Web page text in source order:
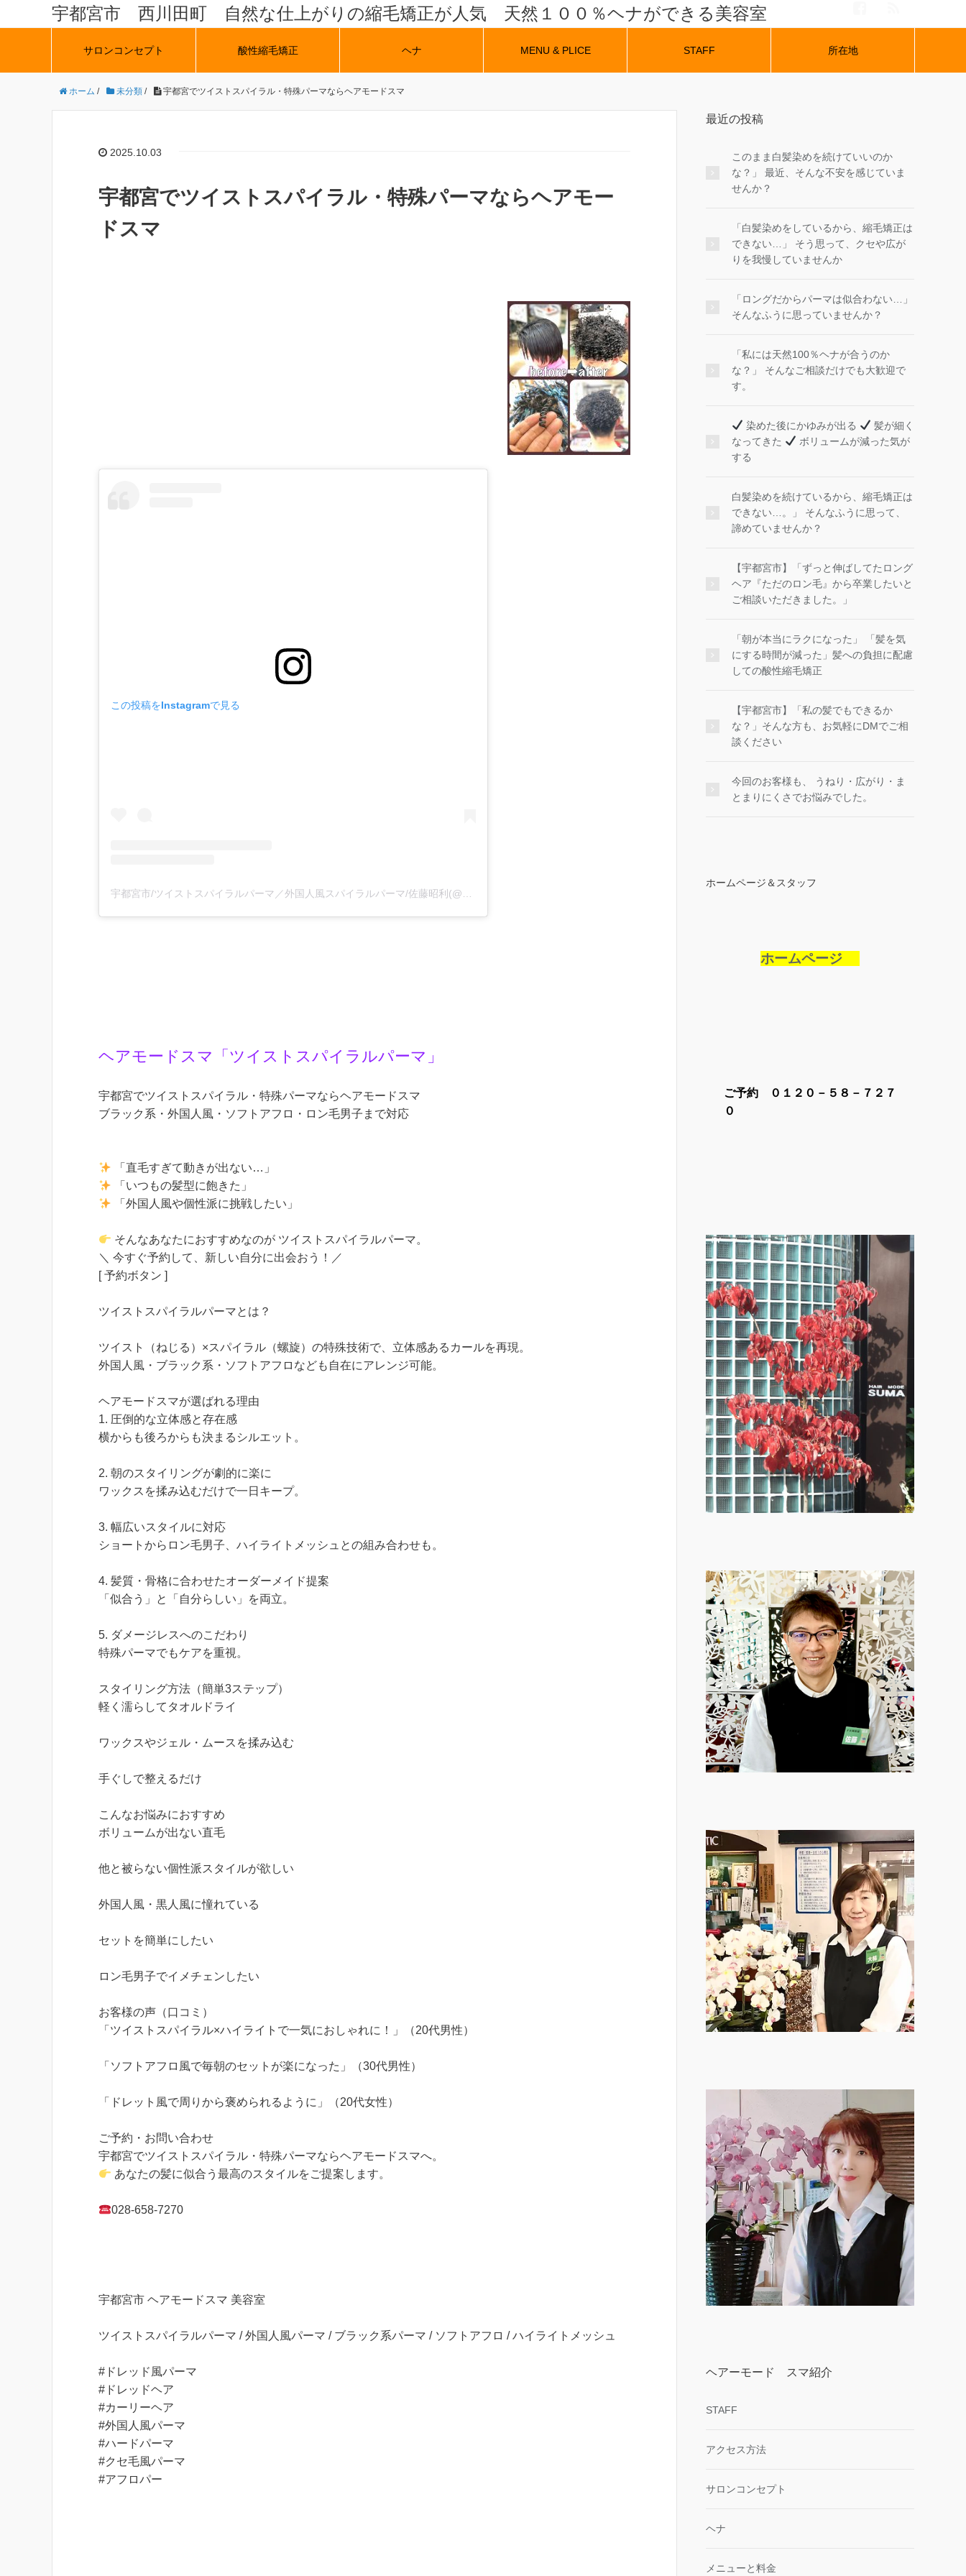
宇都宮市 西川田町 自然な仕上がりの縮毛矯正が人気 天然１００％ヘナができる美容室
サロンコンセプト 酸性縮毛矯正 ヘナ MENU & PLICE STAFF 所在地
ホーム / 未分類 / 宇都宮でツイストスパイラル・特殊パーマならヘアモードスマ
2025.10.03
宇都宮でツイストスパイラル・特殊パーマならヘアモー
ドスマ
この投稿をInstagramで見る
ヘアモードスマ「ツイストスパイラルパーマ」
宇都宮でツイストスパイラル・特殊パーマならヘアモードスマ
ブラック系・外国人風・ソフトアフロ・ロン毛男子まで対応
「直毛すぎて動きが出ない…」
「いつもの髪型に飽きた」
「外国人風や個性派に挑戦したい」
そんなあなたにおすすめなのが ツイストスパイラルパーマ。
＼ 今すぐ予約して、新しい自分に出会おう！／
[ 予約ボタン ]
ツイストスパイラルパーマとは？
ツイスト（ねじる）×スパイラル（螺旋）の特殊技術で、立体感あるカールを再現。
外国人風・ブラック系・ソフトアフロなども自在にアレンジ可能。
ヘアモードスマが選ばれる理由
1. 圧倒的な立体感と存在感
横からも後ろからも決まるシルエット。
2. 朝のスタイリングが劇的に楽に
ワックスを揉み込むだけで一日キープ。
3. 幅広いスタイルに対応
ショートからロン毛男子、ハイライトメッシュとの組み合わせも。
4. 髪質・骨格に合わせたオーダーメイド提案
「似合う」と「自分らしい」を両立。
5. ダメージレスへのこだわり
特殊パーマでもケアを重視。
スタイリング方法（簡単3ステップ）
軽く濡らしてタオルドライ
ワックスやジェル・ムースを揉み込む
手ぐしで整えるだけ
こんなお悩みにおすすめ
ボリュームが出ない直毛
他と被らない個性派スタイルが欲しい
外国人風・黒人風に憧れている
セットを簡単にしたい
ロン毛男子でイメチェンしたい
お客様の声（口コミ）
「ツイストスパイラル×ハイライトで一気におしゃれに！」（20代男性）
「ソフトアフロ風で毎朝のセットが楽になった」（30代男性）
「ドレット風で周りから褒められるように」（20代女性）
ご予約・お問い合わせ
宇都宮でツイストスパイラル・特殊パーマならヘアモードスマへ。
あなたの髪に似合う最高のスタイルをご提案します。
028-658-7270
宇都宮市 ヘアモードスマ 美容室
ツイストスパイラルパーマ / 外国人風パーマ / ブラック系パーマ / ソフトアフロ / ハイライトメッシュ
#ドレッド風パーマ
#ドレッドヘア
#カーリーヘア
#外国人風パーマ
#ハードパーマ
#クセ毛風パーマ
#アフロパー
最近の投稿
このまま白髪染めを続けていいのか
な？」 最近、そんな不安を感じていま
せんか？
「白髪染めをしているから、縮毛矯正は
できない…」 そう思って、クセや広が
りを我慢していませんか
「ロングだからパーマは似合わない…」
そんなふうに思っていませんか？
「私には天然100％ヘナが合うのか
な？」 そんなご相談だけでも大歓迎で
す。
染めた後にかゆみが出る
髪が細く
なってきた
ボリュームが減った気が
する
白髪染めを続けているから、縮毛矯正は
できない…。」 そんなふうに思って、
諦めていませんか？
【宇都宮市】「ずっと伸ばしてたロング
ヘア『ただのロン毛』から卒業したいと
ご相談いただきました。」
「朝が本当にラクになった」 「髪を気
にする時間が減った」髪への負担に配慮
しての酸性縮毛矯正
【宇都宮市】「私の髪でもできるか
な？」そんな方も、お気軽にDMでご相
談ください
今回のお客様も、 うねり・広がり・ま
とまりにくさでお悩みでした。
ホームページ＆スタッフ
ホームページ
ご予約 ０１２０－５８－７２７
０
ヘアーモード スマ紹介
STAFF
アクセス方法
サロンコンセプト
ヘナ
メニューと料金